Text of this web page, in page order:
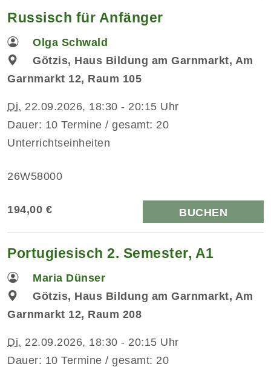
Russisch für Anfänger
Olga Schwald
Götzis, Haus Bildung am Garnmarkt, Am
Garnmarkt 12, Raum 105
Di. 22.09.2026, 18:30 - 20:15 Uhr
Dauer: 10 Termine / gesamt: 20
Unterrichtseinheiten
26W58000
194,00 € BUCHEN
Portugiesisch 2. Semester, A1
Maria Dünser
Götzis, Haus Bildung am Garnmarkt, Am
Garnmarkt 12, Raum 208
Di. 22.09.2026, 18:30 - 20:15 Uhr
Dauer: 10 Termine / gesamt: 20